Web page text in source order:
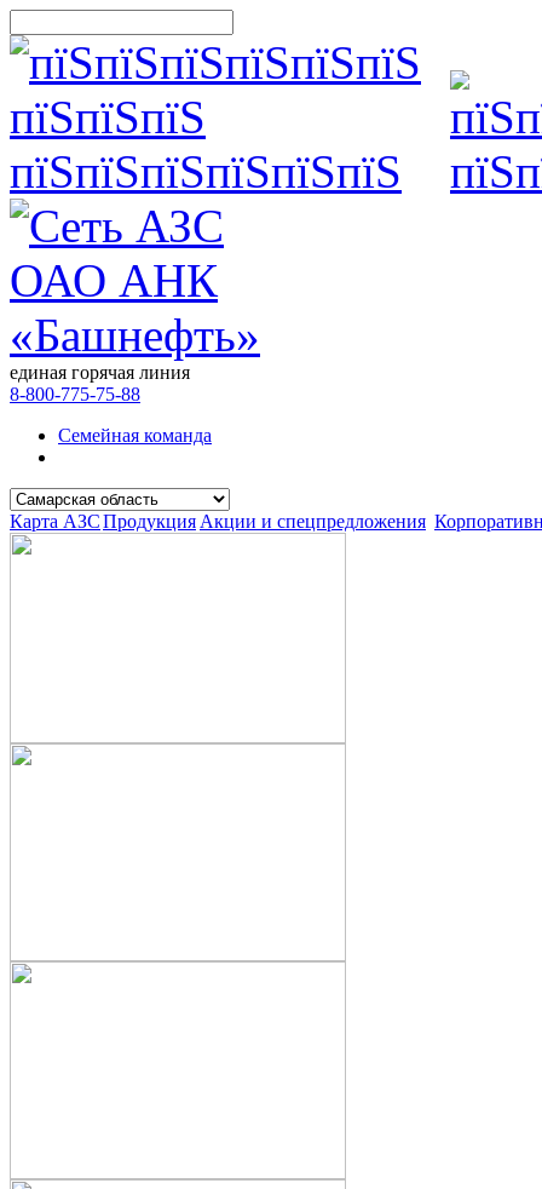
единая горячая линия
8-800-775-75-88
Семейная команда
Карта АЗСПродукция Акции и спецпредложения